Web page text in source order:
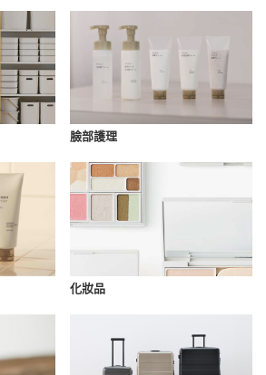
臉部護理
化妝品